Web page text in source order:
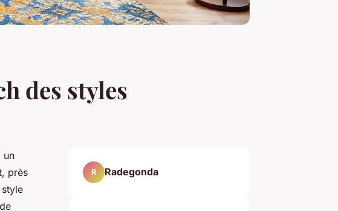
des styles
un
près
R Radegonda